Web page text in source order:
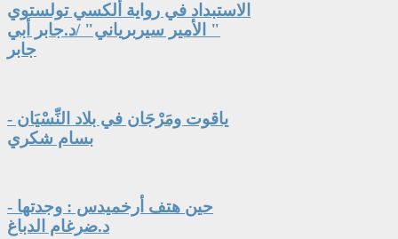
الاستبداد في رواية ألكسي تولستوي
" الأمير سيربرياني" /د.جابر أبي
جابر
ياقوت ومَرْجَان في بلاد النِّسْيَان -
بسام شكري
حين هتف أرخميدس : وجدتها -
د.ضرغام الدباغ